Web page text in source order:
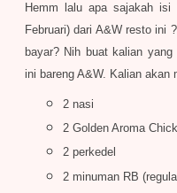
Hemm lalu apa sajakah isi
Februari) dari A&W resto ini
bayar? Nih buat kalian
ini bareng A&W. Kalian akan
2 nasi
2 Golden Aroma
2 perkedel
2 minuman RB